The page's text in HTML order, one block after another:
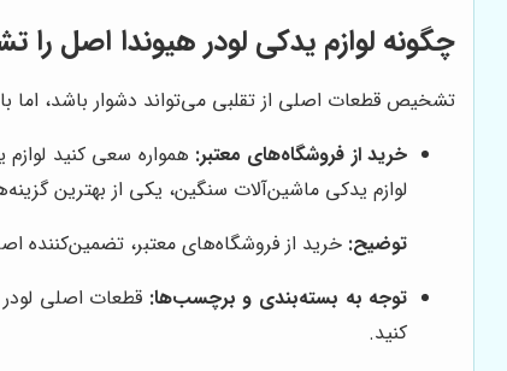
چگونه لوازم یدکی لودر هیوندا اصل
تشخیص قطعات اصلی از تقلبی می‌تواند دشوار باشد، اما
خرید از فروشگاه‌های معتبر: همواره سعی کنید لوازم
لوازم یدکی ماشین‌آلات سنگین، یکی از بهترین
توضیح: خرید از فروشگاه‌های معتبر، تضمین‌کننده
توجه به بسته‌بندی و برچسب‌ها: قطعات اصلی
کنید.